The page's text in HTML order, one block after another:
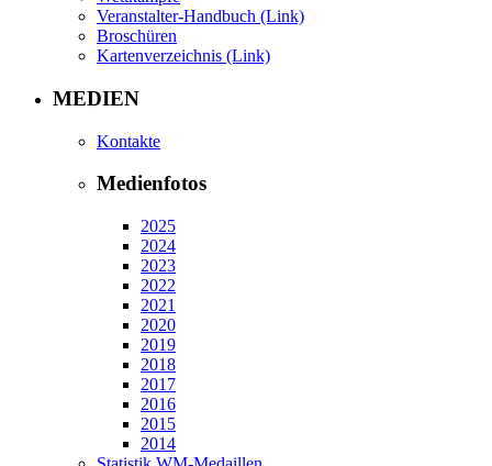
Veranstalter-Handbuch (Link)
Broschüren
Kartenverzeichnis (Link)
MEDIEN
Kontakte
Medienfotos
2025
2024
2023
2022
2021
2020
2019
2018
2017
2016
2015
2014